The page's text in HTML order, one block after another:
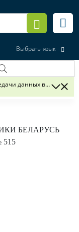
Выбрать язык
данных в
БЕЛАРУСЬ